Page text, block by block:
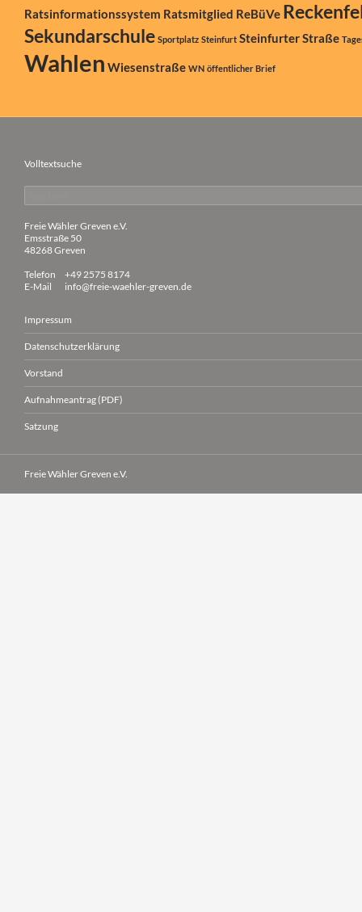
Ratsinformationssystem Ratsmitglied ReBüVe
Sekundarschule Sportplatz Steinfurt Steinfurter Straße
Wahlen Wiesenstraße WN öffentlicher Brief
Volltextsuche
nach:
Freie Wähler Greven e.V.
Emsstraße 50
48268 Greven
Telefon
+49 2575 8174
E-Mail
info@freie-waehler-greven.de
Impressum
Datenschutzerklärung
Vorstand
Aufnahmeantrag (PDF)
Satzung
Freie Wähler Greven e.V.